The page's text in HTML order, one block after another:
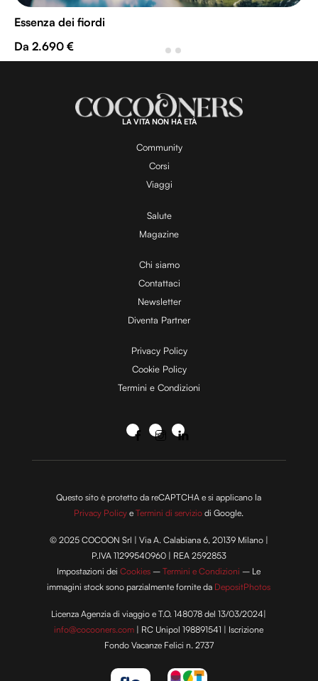
Essenza dei fiordi
Da 2.690 €
LA VITA NON HA ETÀ
Community
Corsi
Viaggi
Salute
Magazine
Chi siamo
Contattaci
Newsletter
Diventa Partner
Privacy Policy
Cookie Policy
Termini e Condizioni
Questo sito è protetto da reCAPTCHA e si applicano la
Privacy Policy eTermini di servizio di Google.
© 2025 COCOON Srl | Via A. Calabiana 6, 20139 Milano |
P.IVA 11299540960 | REA 2592853
Impostazioni deiCookies –Termini e Condizioni – Le
immagini stock sono parzialmente fornite da DepositPhotos
Licenza Agenzia di viaggio e T.O. 148078 del 13/03/2024|
info@cocooners.com | RC Unipol 198891541 | Iscrizione
Fondo Vacanze Felici n. 2737